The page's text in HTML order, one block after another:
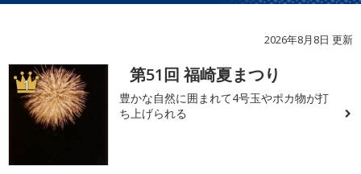
2026年8月8日 更新
1 第51回 福崎夏まつり
豊かな自然に囲まれて4号玉やポカ物が打
ち上げられる